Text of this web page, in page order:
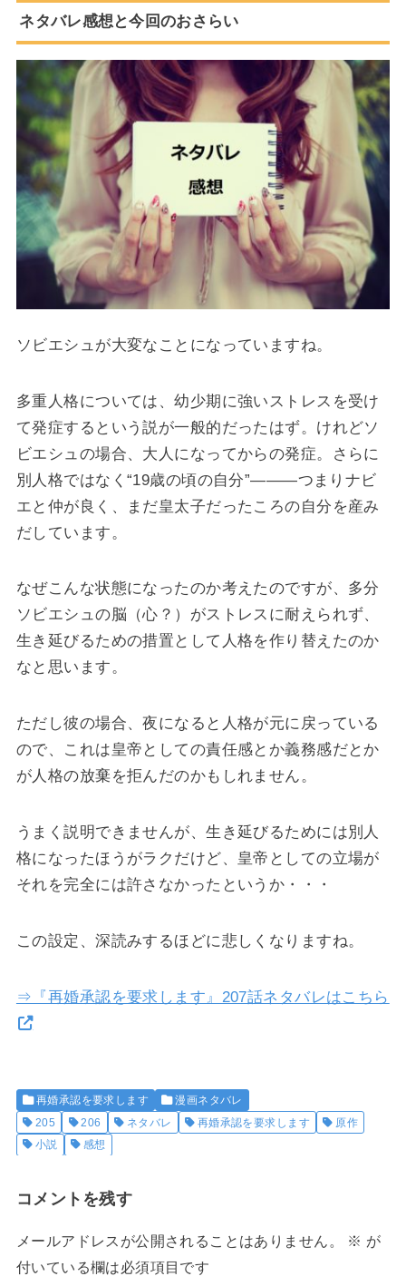
ネタバレ感想と今回のおさらい
ソビエシュが大変なことになっていますね。
多重人格については、幼少期に強いストレスを受け
て発症するという説が一般的だったはず。けれどソ
ビエシュの場合、大人になってからの発症。さらに
別人格ではなく“19歳の頃の自分”―――つまりナビ
エと仲が良く、まだ皇太子だったころの自分を産み
だしています。
なぜこんな状態になったのか考えたのですが、多分
ソビエシュの脳（心？）がストレスに耐えられず、
生き延びるための措置として人格を作り替えたのか
なと思います。
ただし彼の場合、夜になると人格が元に戻っている
ので、これは皇帝としての責任感とか義務感だとか
が人格の放棄を拒んだのかもしれません。
うまく説明できませんが、生き延びるためには別人
格になったほうがラクだけど、皇帝としての立場が
それを完全には許さなかったというか・・・
この設定、深読みするほどに悲しくなりますね。
⇒『再婚承認を要求します』207話ネタバレはこちら
再婚承認を要求します
漫画ネタバレ
205
206 ネタバレ 再婚承認を要求します
原作
小説
感想
コメントを残す
メールアドレスが公開されることはありません。 ※ が
付いている欄は必須項目です